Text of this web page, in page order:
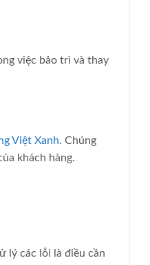
việc bảo trì và thay
Việt Xanh. Chúng
khách hàng.
lý các lỗi là điều cần